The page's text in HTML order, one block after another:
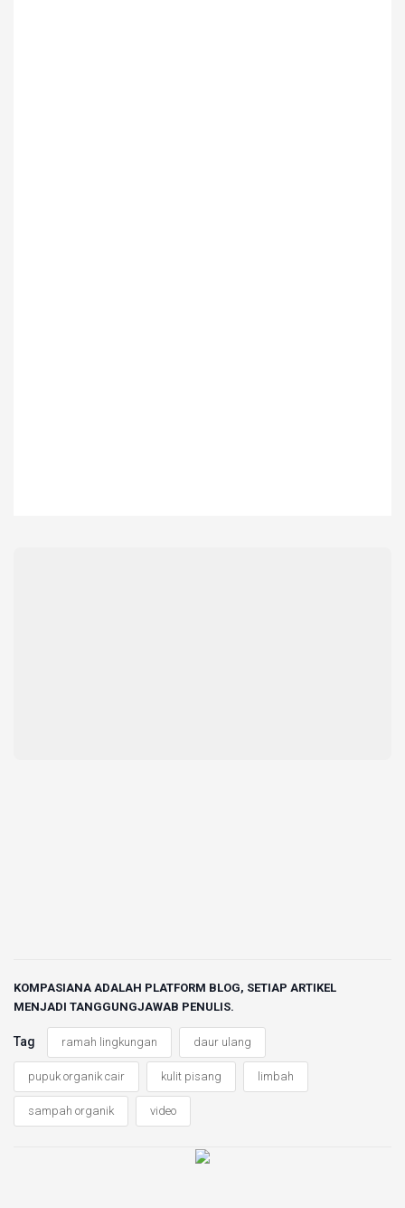
KOMPASIANA ADALAH PLATFORM BLOG, SETIAP ARTIKEL
MENJADI TANGGUNGJAWAB PENULIS.
Tag ramah lingkungan daur ulang
pupuk organik cair kulit pisang limbah
sampah organik video